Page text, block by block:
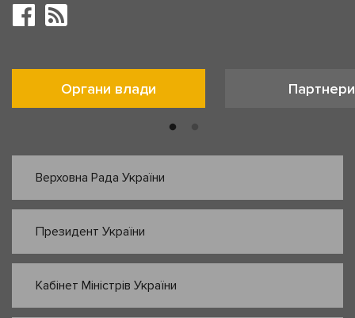
Органи влади Партнери
Верховна Рада України
Президент України
Кабінет Міністрів України